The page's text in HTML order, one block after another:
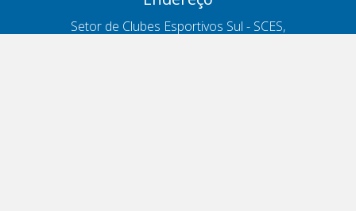
Setor de Clubes Esportivos Sul - SCES,